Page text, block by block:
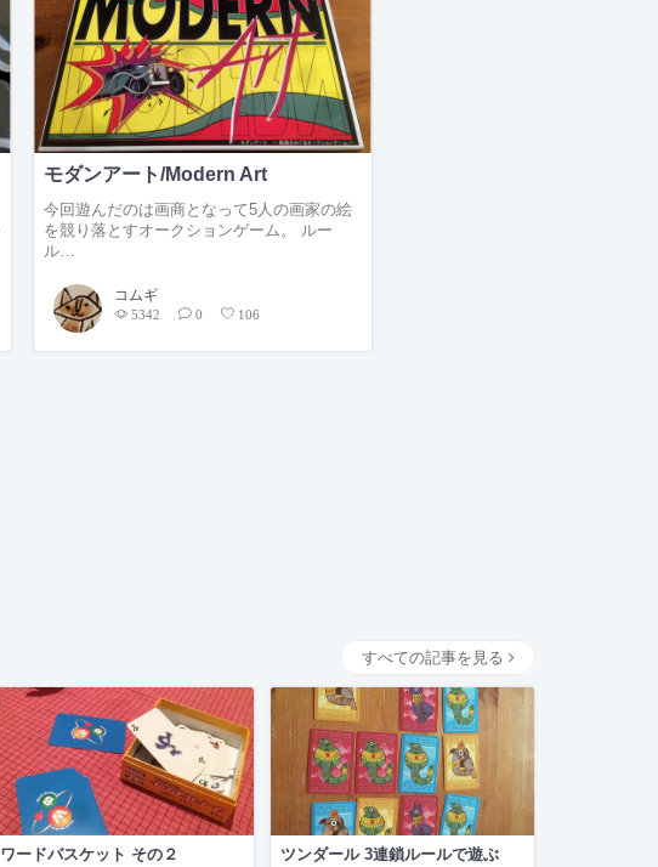
モダンアート/Modern Art
今回遊んだのは画商となって5人の画家の絵
を競り落とすオークションゲーム。 ルー
ル…
コムギ
5342 0 106
ワードバスケット その２ ツンダール 3連鎖ルールで遊ぶ
すべての記事を見る